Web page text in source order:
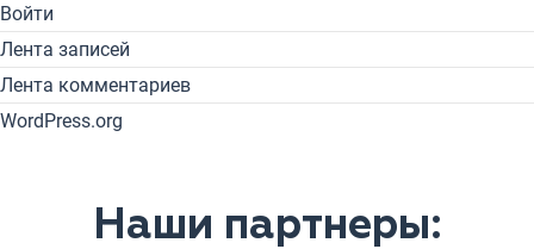
Войти
Лента записей
Лента комментариев
WordPress.org
Наши партнеры: